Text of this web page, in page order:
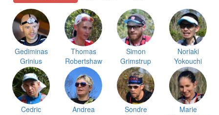
Gediminas
Grinius
Thomas
Robertshaw
Simon
Grimstrup
Noriaki
Yokouchi
Cedric
Andrea
Sondre
Marie